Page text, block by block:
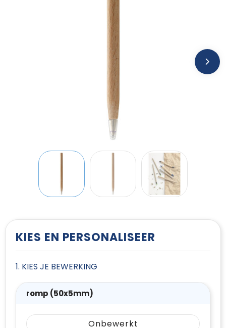
Ondergoed, Sokken en Nachtkleding
Sweaters
Vesten
KIES EN PERSONALISEER
1. KIES JE BEWERKING
romp (50x5mm)
Onbewerkt